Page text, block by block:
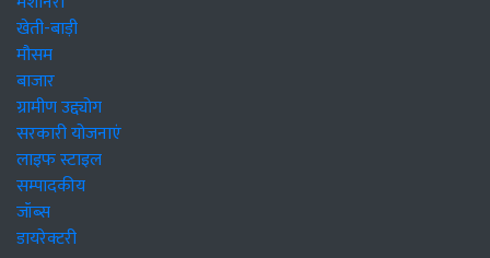
खेती-बाड़ी
मौसम
बाजार
ग्रामीण उद्द्योग
सरकारी योजनाएं
लाइफ स्टाइल
सम्पादकीय
जॉब्स
डायरेक्टरी